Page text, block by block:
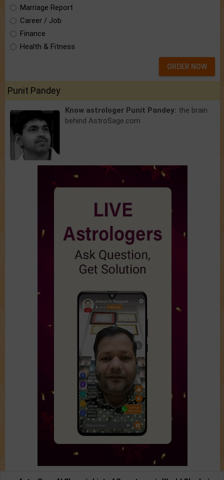
Marriage Report
Career / Job
Finance
Health & Fitness
ORDER NOW
Punit Pandey
Know astrologer Punit Pandey: the brain
behind AstroSage.com